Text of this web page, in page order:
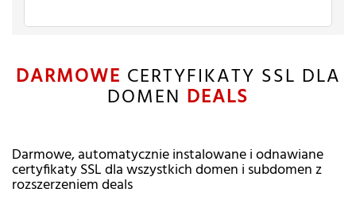
DARMOWE CERTYFIKATY SSL DLA
DOMEN DEALS
Darmowe, automatycznie instalowane i odnawiane
certyfikaty SSL dla wszystkich domen i subdomen z
rozszerzeniem deals